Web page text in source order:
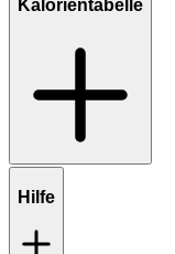
Kalorientabelle
Hilfe